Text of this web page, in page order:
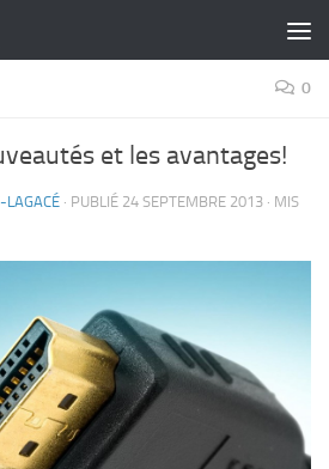
0
et les avantages!
LAGACÉ · PUBLIÉ 24 SEPTEMBRE 2013 · MIS